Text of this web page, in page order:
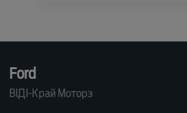
Ford
ВІДІ-Край Моторз